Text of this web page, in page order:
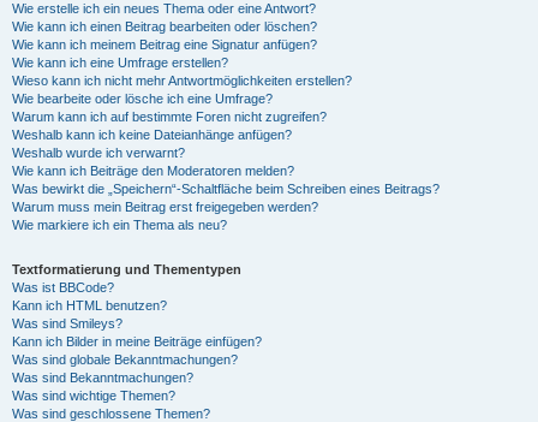
Wie erstelle ich ein neues Thema oder eine Antwort?
Wie kann ich einen Beitrag bearbeiten oder löschen?
Wie kann ich meinem Beitrag eine Signatur anfügen?
Wie kann ich eine Umfrage erstellen?
Wieso kann ich nicht mehr Antwortmöglichkeiten erstellen?
Wie bearbeite oder lösche ich eine Umfrage?
Warum kann ich auf bestimmte Foren nicht zugreifen?
Weshalb kann ich keine Dateianhänge anfügen?
Weshalb wurde ich verwarnt?
Wie kann ich Beiträge den Moderatoren melden?
Was bewirkt die „Speichern“-Schaltfläche beim Schreiben eines Beitrags?
Warum muss mein Beitrag erst freigegeben werden?
Wie markiere ich ein Thema als neu?
Textformatierung und Thementypen
Was ist BBCode?
Kann ich HTML benutzen?
Was sind Smileys?
Kann ich Bilder in meine Beiträge einfügen?
Was sind globale Bekanntmachungen?
Was sind Bekanntmachungen?
Was sind wichtige Themen?
Was sind geschlossene Themen?